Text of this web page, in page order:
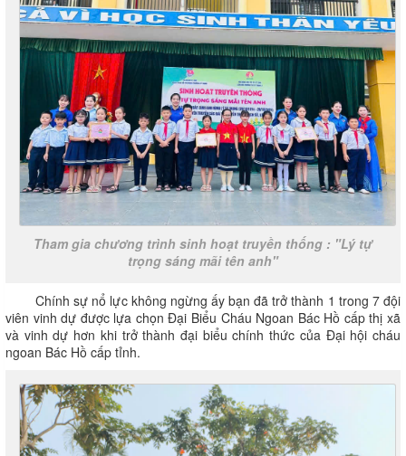
Tham gia chương trình sinh hoạt truyền thống : "Lý tự
trọng sáng mãi tên anh"
Chính sự nổ lực không ngừng ấy bạn đã trở thành 1 trong 7 đội
viên vinh dự được lựa chọn Đại Biểu Cháu Ngoan Bác Hồ cấp thị xã
và vinh dự hơn khi trở thành đại biểu chính thức của Đại hội cháu
ngoan Bác Hồ cấp tỉnh.